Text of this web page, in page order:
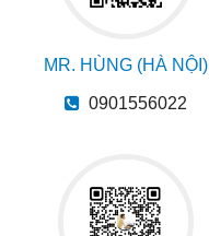
MR. HÙNG (HÀ NỘI)
0901556022